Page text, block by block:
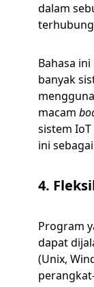
dalam
Bahasa
banyak
macam
sistem
ini
4.
Program
dapat
(Unix,